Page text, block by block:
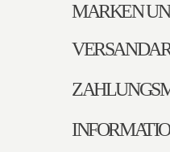
MARKEN